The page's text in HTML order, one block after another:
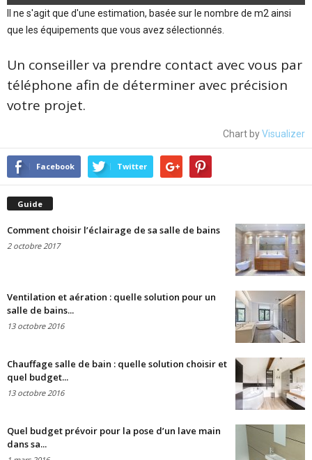
Il ne s'agit que d'une estimation, basée sur le nombre de m2 ainsi
que les équipements que vous avez sélectionnés.
Un conseiller va prendre contact avec vous par
téléphone afin de déterminer avec précision
votre projet.
Chart byVisualizer
Facebook Twitter
Guide
Comment choisir l’éclairage de sa salle de bains
2 octobre 2017
Ventilation et aération : quelle solution pour un
salle de bains...
13 octobre 2016
Chauffage salle de bain : quelle solution choisir et
quel budget...
13 octobre 2016
Quel budget prévoir pour la pose d’un lave main
dans sa...